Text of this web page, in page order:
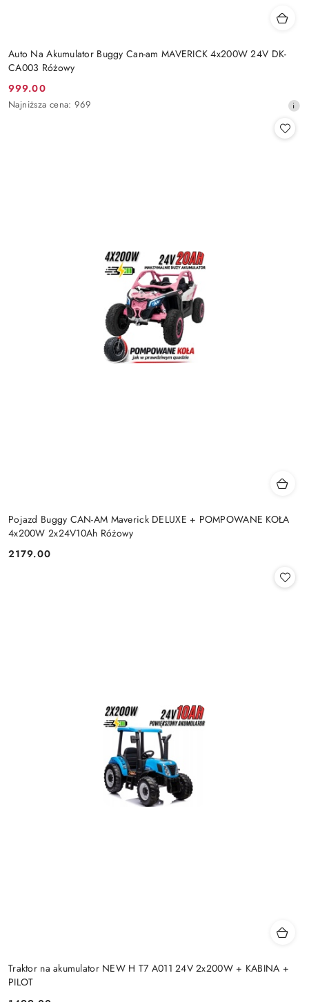
Auto Na Akumulator Buggy Can-am MAVERICK 4x200W 24V DK-
CA003 Różowy
Cena
promocyjna:
999.00
Najniższa
Najniższa cena: 969
Pojazd Buggy CAN-AM Maverick DELUXE + POMPOWANE KOŁA
4x200W 2x24V10Ah Różowy
Cena:
2179.00
Traktor na akumulator NEW H T7 A011 24V 2x200W + KABINA +
PILOT